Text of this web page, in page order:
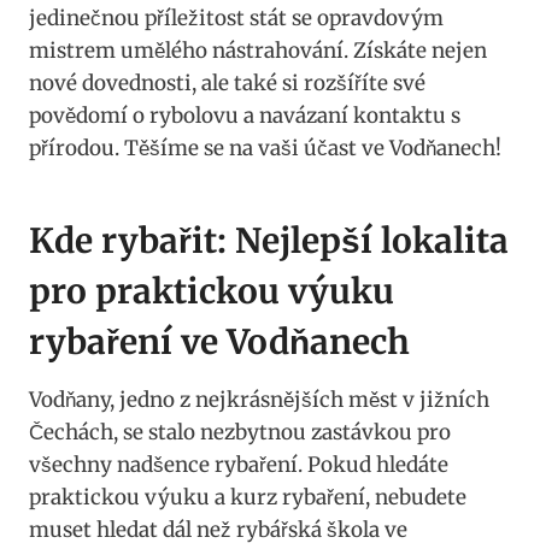
jedinečnou příležitost ‌stát se opravdovým
mistrem umělého ‌nástrahování. Získáte nejen
⁤nové dovednosti, ale také si⁤ rozšíříte ⁢své⁣
povědomí o rybolovu⁤ a navázaní kontaktu s
přírodou. Těšíme⁢ se na‌ vaši účast ‌ve Vodňanech!
Kde rybařit: Nejlepší lokalita‌
pro praktickou​ výuku
rybaření ‌ve ⁣Vodňanech
Vodňany, jedno z nejkrásnějších měst v jižních
Čechách, se stalo nezbytnou zastávkou pro
všechny nadšence rybaření. Pokud hledáte
praktickou výuku a kurz rybaření, nebudete
muset hledat dál‌ než rybářská škola ⁤ve